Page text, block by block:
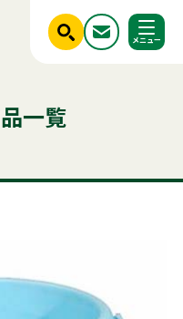
す
閉じる
チフライヤー椅子
ご利用シーンから探す
一覧